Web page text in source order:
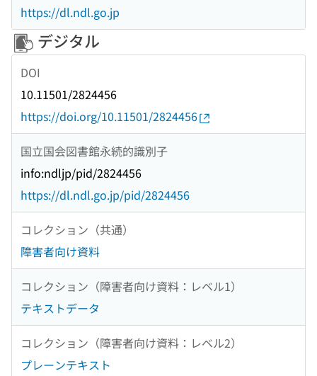
https://dl.ndl.go.jp
デジタル
DOI
10.11501/2824456
https://doi.org/10.11501/2824456
国立国会図書館永続的識別子
info:ndljp/pid/2824456
https://dl.ndl.go.jp/pid/2824456
コレクション（共通）
障害者向け資料
コレクション（障害者向け資料：レベル1）
テキストデータ
コレクション（障害者向け資料：レベル2）
プレーンテキスト